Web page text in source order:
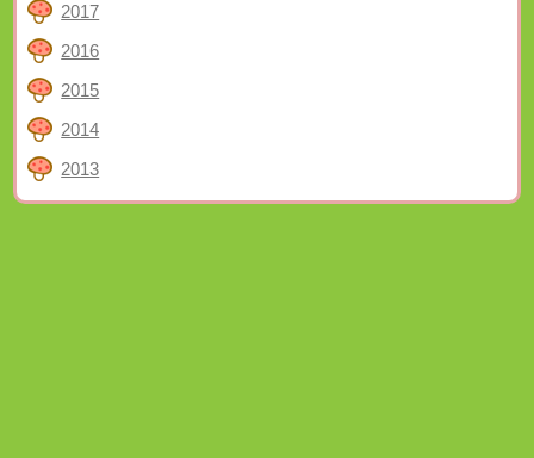
2017
2016
2015
2014
2013